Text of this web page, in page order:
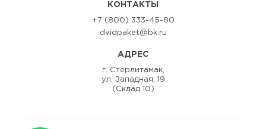
КОНТАКТЫ
+7 (800) 333-45-80
dvidpaket@bk.ru
АДРЕС
г. Стерлитамак,
ул. Западная, 19
(Склад 10)